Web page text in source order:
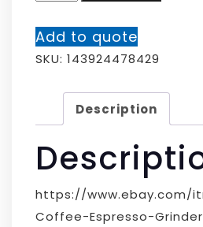
Add to quote
SKU: 143924478429
Description
https://www.ebay.com/
Coffee-Espresso-